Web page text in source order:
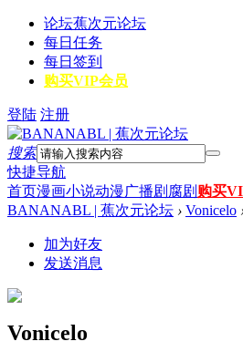
论坛蕉次元论坛
每日任务
每日签到
购买VIP会员
登陆 注册
搜索
快捷导航
首页漫画小说动漫广播剧 腐剧 购买
BANANABL | 蕉次元论坛 › Vonicelo
加为好友
发送消息
Vonicelo